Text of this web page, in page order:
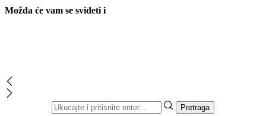
Možda će vam se svideti i